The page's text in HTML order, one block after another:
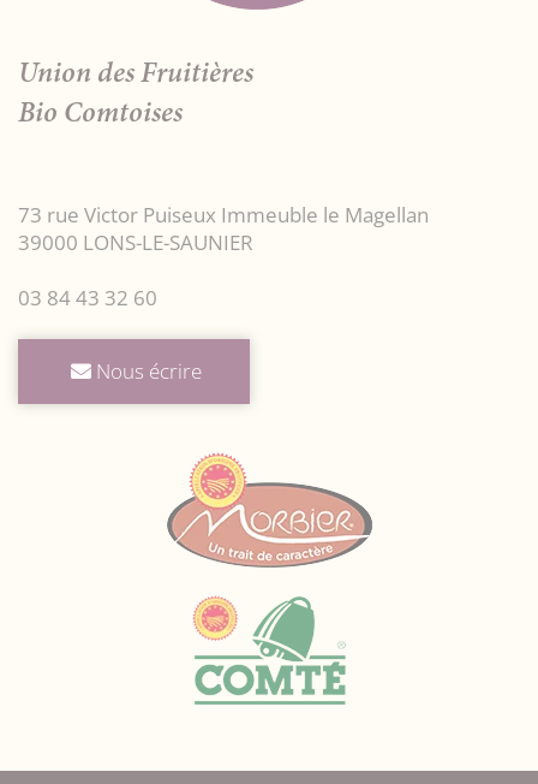
Union des Fruitières
Bio Comtoises
73 rue Victor Puiseux Immeuble le Magellan
39000 LONS-LE-SAUNIER
03 84 43 32 60
Nous écrire